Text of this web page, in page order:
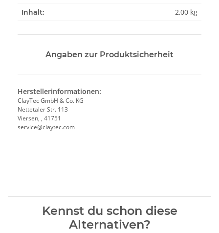
Inhalt: 2,00 kg
Angaben zur Produktsicherheit
Herstellerinformationen:
ClayTec GmbH & Co. KG
Nettetaler Str. 113
Viersen, , 41751
service@claytec.com
Kennst du schon diese
Alternativen?